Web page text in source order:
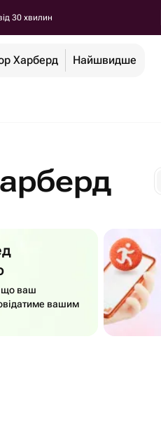
30 хвилин
Харберд Найшвидше
що ваш
вашим